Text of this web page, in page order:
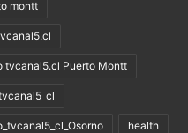
montt
tvcanal5.cl Puerto Montt
health